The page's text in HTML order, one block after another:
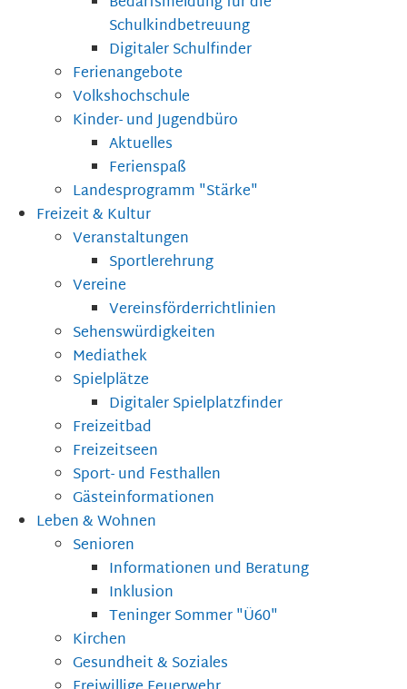
Schulkindbetreuung
Digitaler Schulfinder
Ferienangebote
Volkshochschule
Kinder- und Jugendbüro
Aktuelles
Ferienspaß
Landesprogramm "Stärke"
Freizeit & Kultur
Veranstaltungen
Sportlerehrung
Vereine
Vereinsförderrichtlinien
Sehenswürdigkeiten
Mediathek
Spielplätze
Digitaler Spielplatzfinder
Freizeitbad
Freizeitseen
Sport- und Festhallen
Gästeinformationen
Leben & Wohnen
Senioren
Informationen und Beratung
Inklusion
Teninger Sommer "Ü60"
Kirchen
Gesundheit & Soziales